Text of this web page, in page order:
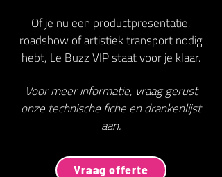
Of je nu een productpresentatie,
roadshow of artistiek transport nodig
hebt, Le Buzz VIP staat voor je klaar.
Voor meer informatie, vraag gerust
onze technische fiche en drankenlijst
aan.
Vraag offerte